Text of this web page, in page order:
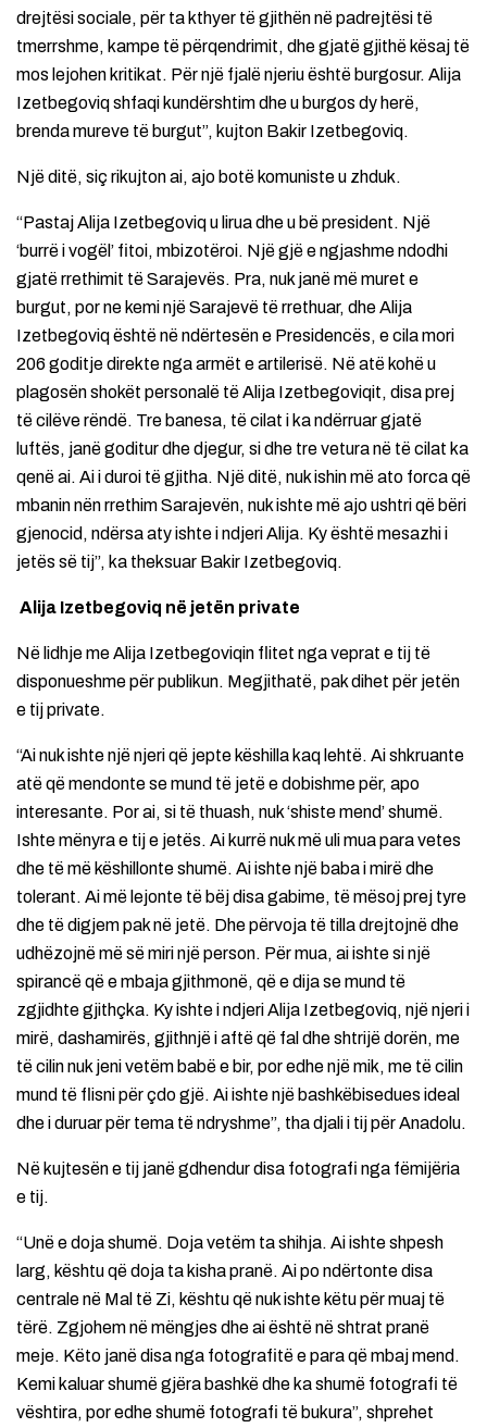
drejtësi sociale, për ta kthyer të gjithën në padrejtësi të
tmerrshme, kampe të përqendrimit, dhe gjatë gjithë kësaj të
mos lejohen kritikat. Për një fjalë njeriu është burgosur. Alija
Izetbegoviq shfaqi kundërshtim dhe u burgos dy herë,
brenda mureve të burgut”, kujton Bakir Izetbegoviq.
Një ditë, siç rikujton ai, ajo botë komuniste u zhduk.
“Pastaj Alija Izetbegoviq u lirua dhe u bë president. Një
‘burrë i vogël’ fitoi, mbizotëroi. Një gjë e ngjashme ndodhi
gjatë rrethimit të Sarajevës. Pra, nuk janë më muret e
burgut, por ne kemi një Sarajevë të rrethuar, dhe Alija
Izetbegoviq është në ndërtesën e Presidencës, e cila mori
206 goditje direkte nga armët e artilerisë. Në atë kohë u
plagosën shokët personalë të Alija Izetbegoviqit, disa prej
të cilëve rëndë. Tre banesa, të cilat i ka ndërruar gjatë
luftës, janë goditur dhe djegur, si dhe tre vetura në të cilat ka
qenë ai. Ai i duroi të gjitha. Një ditë, nuk ishin më ato forca që
mbanin nën rrethim Sarajevën, nuk ishte më ajo ushtri që bëri
gjenocid, ndërsa aty ishte i ndjeri Alija. Ky është mesazhi i
jetës së tij”, ka theksuar Bakir Izetbegoviq.
Alija Izetbegoviq në jetën private
Në lidhje me Alija Izetbegoviqin flitet nga veprat e tij të
disponueshme për publikun. Megjithatë, pak dihet për jetën
e tij private.
“Ai nuk ishte një njeri që jepte këshilla kaq lehtë. Ai shkruante
atë që mendonte se mund të jetë e dobishme për, apo
interesante. Por ai, si të thuash, nuk ‘shiste mend’ shumë.
Ishte mënyra e tij e jetës. Ai kurrë nuk më uli mua para vetes
dhe të më këshillonte shumë. Ai ishte një baba i mirë dhe
tolerant. Ai më lejonte të bëj disa gabime, të mësoj prej tyre
dhe të digjem pak në jetë. Dhe përvoja të tilla drejtojnë dhe
udhëzojnë më së miri një person. Për mua, ai ishte si një
spirancë që e mbaja gjithmonë, që e dija se mund të
zgjidhte gjithçka. Ky ishte i ndjeri Alija Izetbegoviq, një njeri i
mirë, dashamirës, ​​gjithnjë i aftë që fal dhe shtrijë dorën, me
të cilin nuk jeni vetëm babë e bir, por edhe një mik, me të cilin
mund të flisni për çdo gjë. Ai ishte një bashkëbisedues ideal
dhe i duruar për tema të ndryshme”, tha djali i tij për Anadolu.
Në kujtesën e tij janë gdhendur disa fotografi nga fëmijëria
e tij.
“Unë e doja shumë. Doja vetëm ta shihja. Ai ishte shpesh
larg, kështu që doja ta kisha pranë. Ai po ndërtonte disa
centrale në Mal të Zi, kështu që nuk ishte këtu për muaj të
tërë. Zgjohem në mëngjes dhe ai është në shtrat pranë
meje. Këto janë disa nga fotografitë e para që mbaj mend.
Kemi kaluar shumë gjëra bashkë dhe ka shumë fotografi të
vështira, por edhe shumë fotografi të bukura”, shprehet